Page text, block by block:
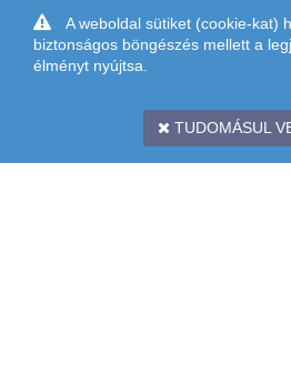
A weboldal sütiket (cookie-kat)
biztonságos böngészés mellett a
élményt nyújtsa.
TUDOMÁSUL